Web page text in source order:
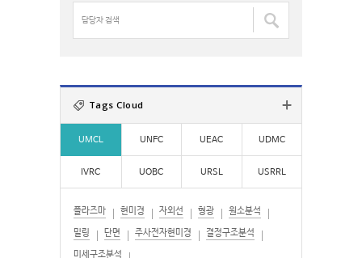
:자
:
Tags Cloud
UMCL UNFC UEAC UDMC
IVRC UOBC URSL USRRL
플라즈마 현미경 자외선 형광 원소분석
밀링 단면 주사전자현미경 결정구조분석
미세구조분석